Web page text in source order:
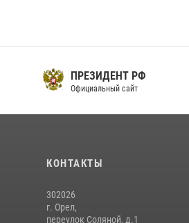
ПРЕЗИДЕНТ РФ
Официальный сайт
КОНТАКТЫ
302026
г. Орел,
переулок Соляной, д.1